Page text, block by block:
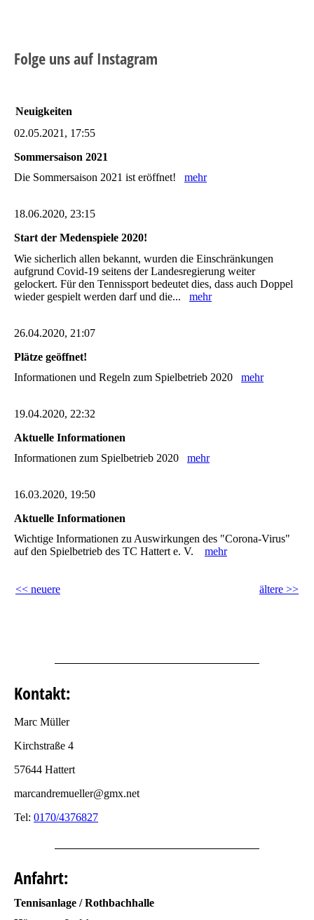
Folge uns auf Instagram
Neuigkeiten
02.05.2021, 17:55
Sommersaison 2021
Die Sommersaison 2021 ist eröffnet! mehr
18.06.2020, 23:15
Start der Medenspiele 2020!
Wie sicherlich allen bekannt, wurden die Einschränkungen
aufgrund Covid-19 seitens der Landesregierung weiter
gelockert. Für den Tennissport bedeutet dies, dass auch Doppel
wieder gespielt werden darf und die... mehr
26.04.2020, 21:07
Plätze geöffnet!
Informationen und Regeln zum Spielbetrieb 2020 mehr
19.04.2020, 22:32
Aktuelle Informationen
Informationen zum Spielbetrieb 2020 mehr
16.03.2020, 19:50
Aktuelle Informationen
Wichtige Informationen zu Auswirkungen des "Corona-Virus"
auf den Spielbetrieb des TC Hattert e. V. mehr
<< neuere ältere >>
Kontakt:
Marc Müller
Kirchstraße 4
57644 Hattert
marcandremueller@gmx.net
Tel: 0170/4376827
Anfahrt:
Tennisanlage / Rothbachhalle